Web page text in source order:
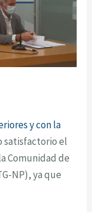
y con la
satisfactorio el
Comunidad de
NP), ya que